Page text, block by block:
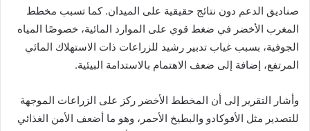
صناديق الدعم دون نتائج حقيقية على الميدان. كما تسبب مخطط
المغرب الأخضر في ضغط قوي على الموارد المائية، خصوصًا المياه
الجوفية، بسبب غياب تدبير رشيد للزراعات ذات الاستهلاك المائي
المرتفع، إضافة إلى ضعف الاهتمام بالاستدامة البيئية.
وأشار التقرير إلى أن المخطط الأخضر ركز على الزراعات الموجهة
للتصدير مثل الأفوكادو والبطيخ الأحمر، وهو ما أضعف الأمن الغذائي